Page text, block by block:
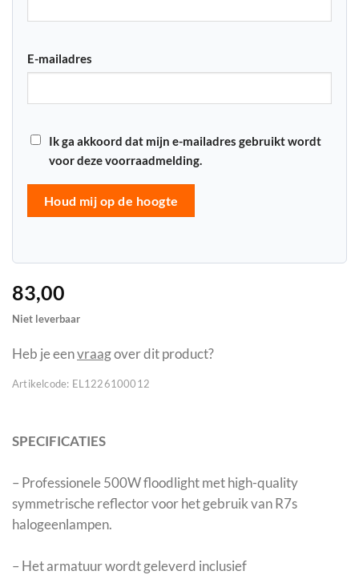
E-mailadres
Ik ga akkoord dat mijn e-mailadres gebruikt wordt
voor deze voorraadmelding.
Houd mij op de hoogte
83,00
Niet leverbaar
Heb je eenvraagover dit product?
Artikelcode: EL1226100012
SPECIFICATIES
– Professionele 500W floodlight met high-quality
symmetrische reflector voor het gebruik van R7s
halogeenlampen.
– Het armatuur wordt geleverd inclusief